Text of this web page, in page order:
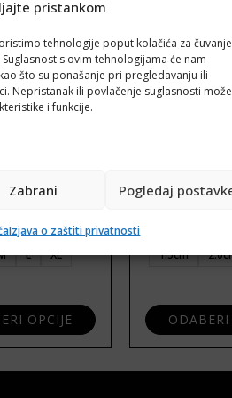
pristankom
tehnologije poput kolačića za čuvanje
s ovim tehnologijama će nam
što su ponašanje pri pregledavanju ili
Nepristanak ili povlačenje suglasnosti može
i funkcije.
Zabrani Pogledaj
Izjava o zaštiti privatnosti
€ do 9,50 €
– 37,25 Raspon cijena: od 31,69
L XL
OPCIJE
Orma za
6,30€–
1.5cm
ODABERI